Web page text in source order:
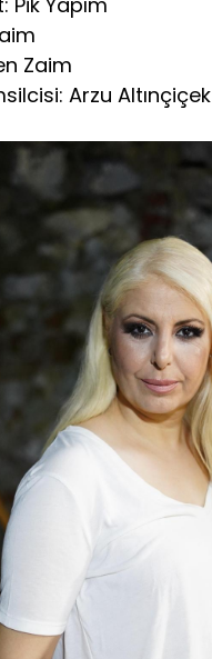
Zaim
Arzu Altınçiçek